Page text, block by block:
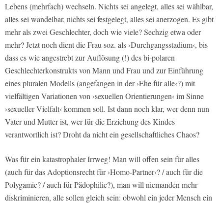
Lebens (mehrfach) wechseln. Nichts sei angelegt, alles sei wählbar,
alles sei wandelbar, nichts sei festgelegt, alles sei anerzogen. Es gibt
mehr als zwei Geschlechter, doch wie viele? Sechzig etwa oder
mehr? Jetzt noch dient die Frau soz. als ›Durchgangsstadium‹, bis
dass es wie angestrebt zur Auflösung (!) des bi-polaren
Geschlechterkonstrukts von Mann und Frau und zur Einführung
eines pluralen Modells (angefangen in der ›Ehe für alle‹?) mit
vielfältigen Variationen von ›sexuellen Orientierungen‹ im Sinne
›sexueller Vielfalt‹ kommen soll. Ist dann noch klar, wer denn nun
Vater und Mutter ist, wer für die Erziehung des Kindes
verantwortlich ist? Droht da nicht ein gesellschaftliches Chaos?
Was für ein katastrophaler Irrweg! Man will offen sein für alles
(auch für das Adoptionsrecht für ›Homo-Partner‹? / auch für die
Polygamie? / auch für Pädophilie?), man will niemanden mehr
diskriminieren, alle sollen gleich sein: obwohl ein jeder Mensch ein